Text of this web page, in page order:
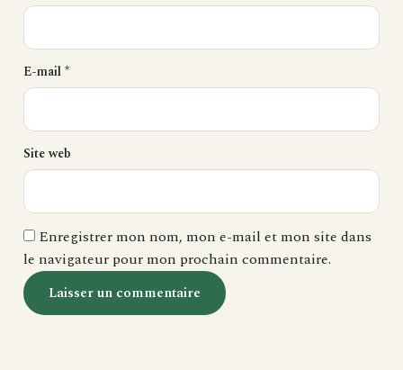
E-mail*
Site web
Enregistrer mon nom, mon e-mail et mon site dans
le navigateur pour mon prochain commentaire.